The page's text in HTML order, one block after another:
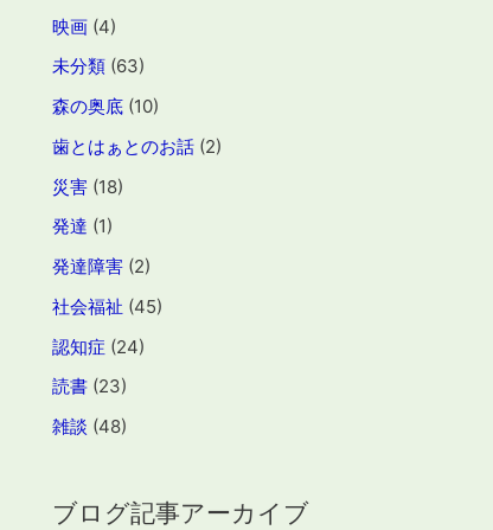
映画 (4)
未分類 (63)
森の奥底 (10)
歯とはぁとのお話 (2)
災害 (18)
発達 (1)
発達障害 (2)
社会福祉 (45)
認知症 (24)
読書 (23)
雑談 (48)
ブログ記事アーカイブ